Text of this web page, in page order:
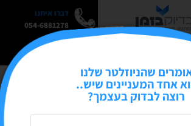
דברו איתנו
054-6881278
שהניוזלטר שלנו
אחד המעניינים שיש..
רוצה לבדוק בעצמך?